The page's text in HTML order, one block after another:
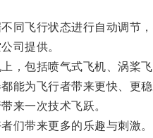
飞行状态进行自动调节，
司提供。
包括喷气式飞机、涡桨飞
为飞行者带来更快、更稳
来一次技术飞跃。
带来更多的乐趣与刺激。